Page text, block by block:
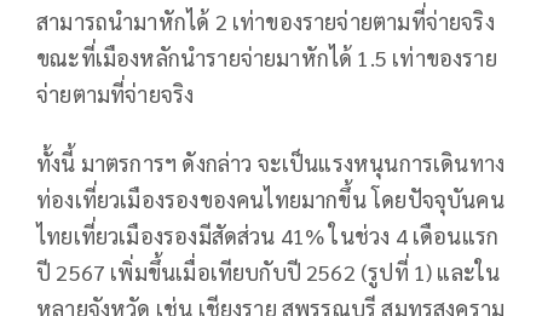
สามารถนำมาหักได้ 2 เท่าของรายจ่ายตามที่จ่ายจริง
ขณะที่เมืองหลักนำรายจ่ายมาหักได้ 1.5 เท่าของราย
จ่ายตามที่จ่ายจริง
ทั้งนี้ มาตรการฯ ดังกล่าว จะเป็นแรงหนุนการเดินทาง
ท่องเที่ยวเมืองรองของคนไทยมากขึ้น โดยปัจจุบันคน
ไทยเที่ยวเมืองรองมีสัดส่วน 41% ในช่วง 4 เดือนแรก
ปี 2567 เพิ่มขึ้นเมื่อเทียบกับปี 2562 (รูปที่ 1) และใน
หลายจังหวัด เช่น เชียงราย สุพรรณบุรี สมุทรสงคราม